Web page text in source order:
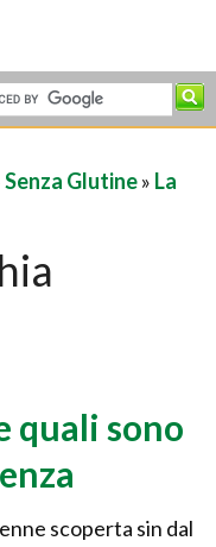
Senza Glutine» La
quali sono
scoperta sin dal